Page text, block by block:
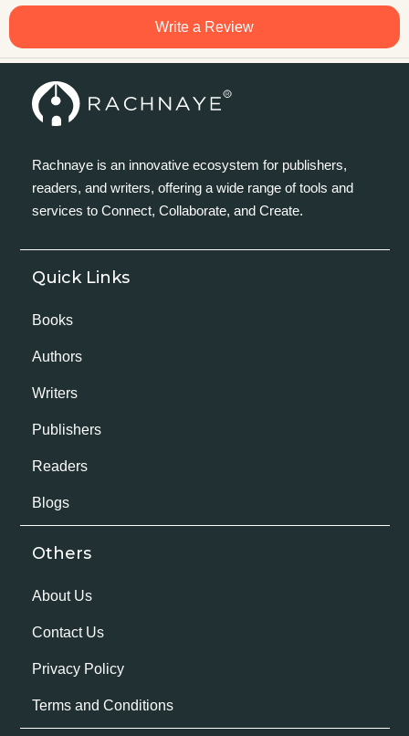
Write a Review
Rachnaye is an innovative ecosystem for publishers,
readers, and writers, offering a wide range of tools and
services to Connect, Collaborate, and Create.
Quick Links
Books
Authors
Writers
Publishers
Readers
Blogs
Others
About Us
Contact Us
Privacy Policy
Terms and Conditions